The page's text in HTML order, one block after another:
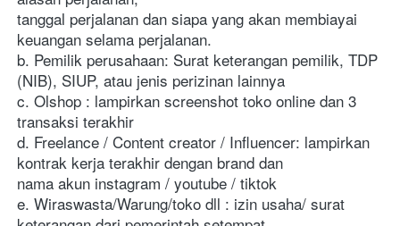
tanggal perjalanan dan siapa yang akan membiayai
keuangan selama perjalanan.
b. Pemilik perusahaan: Surat keterangan pemilik, TDP
(NIB), SIUP, atau jenis perizinan lainnya
c. Olshop : lampirkan screenshot toko online dan 3
transaksi terakhir
d. Freelance / Content creator / Influencer: lampirkan
kontrak kerja terakhir dengan brand dan
nama akun instagram / youtube / tiktok
e. Wiraswasta/Warung/toko dll : izin usaha/ surat